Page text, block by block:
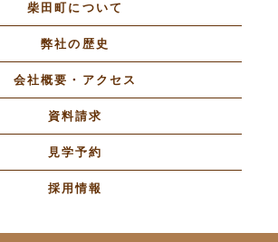
柴田町について
弊社の歴史
会社概要・アクセス
資料請求
見学予約
採用情報